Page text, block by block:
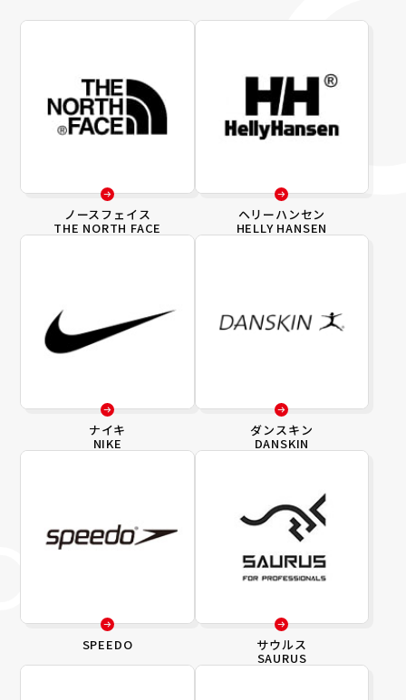
ノースフェイス
THE NORTH FACE
ヘリーハンセン
HELLY HANSEN
ナイキ
NIKE
ダンスキン
DANSKIN
SPEEDO サウルス
SAURUS